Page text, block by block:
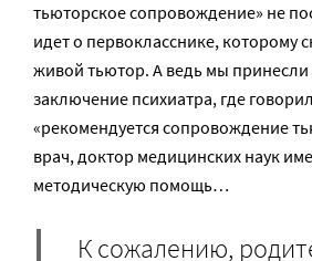
тьюторское сопровождение» не
идет о первокласснике, которому
живой тьютор. А ведь мы принесли
заключение психиатра, где
«рекомендуется сопровождение
врач, доктор медицинских наук
методическую помощь…
К сожалению,